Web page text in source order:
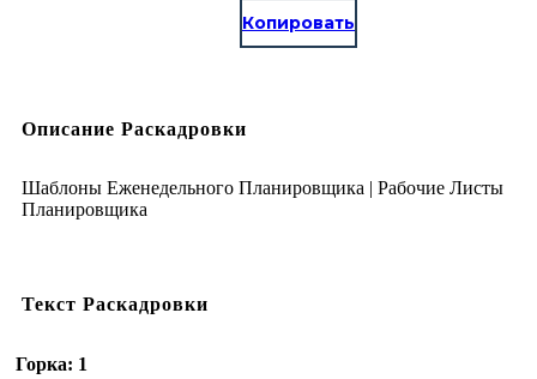
Копировать
Описание Раскадровки
Шаблоны Еженедельного Планировщика | Рабочие Листы
Планировщика
Текст Раскадровки
Горка: 1